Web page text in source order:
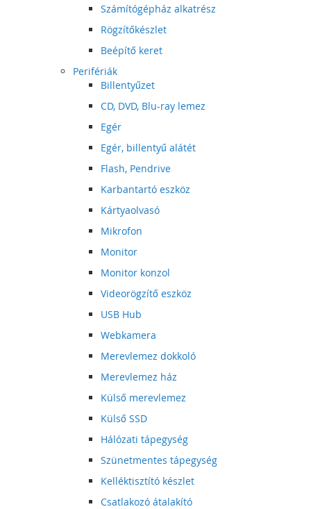
Számítógépház alkatrész
Rögzítőkészlet
Beépítő keret
Perifériák
Billentyűzet
CD, DVD, Blu-ray lemez
Egér
Egér, billentyű alátét
Flash, Pendrive
Karbantartó eszköz
Kártyaolvasó
Mikrofon
Monitor
Monitor konzol
Videorögzítő eszköz
USB Hub
Webkamera
Merevlemez dokkoló
Merevlemez ház
Külső merevlemez
Külső SSD
Hálózati tápegység
Szünetmentes tápegység
Kelléktisztító készlet
Csatlakozó átalakító